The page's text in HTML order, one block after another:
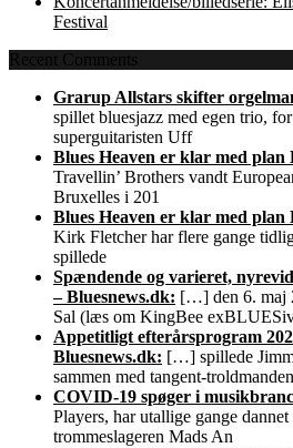
Festival
Recent Comments
Grarup Allstars skifter
spillet bluesjazz med egen trio,
superguitaristen Uff
Blues Heaven er klar med plan
Travellin’ Brothers vandt
Bruxelles i 201
Blues Heaven er klar med plan
Kirk Fletcher har flere gange
spillede
Spændende og varieret,
– Bluesnews.dk: […] den 6. maj
Sal (læs om KingBee
Appetitligt efterårsprogram
Bluesnews.dk: […] spillede
sammen med tangent-
COVID-19 spøger i
Players, har utallige gange
trommeslageren Mads An